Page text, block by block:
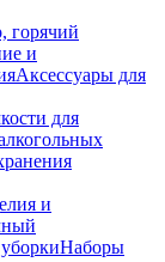
горячий
и
Аксессуары для
для
и
Наборы